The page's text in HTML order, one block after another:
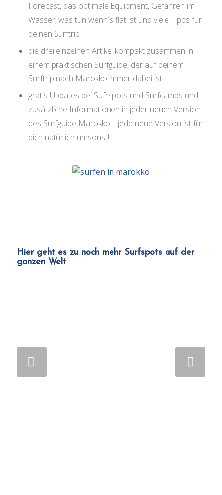
Forecast, das optimale Equipment, Gefahren im
Wasser, was tun wenn´s flat ist und viele Tipps für
deinen Surftrip
die drei einzelnen Artikel kompakt zusammen in
einem praktischen Surfguide, der auf deinem
Surftrip nach Marokko immer dabei ist
gratis Updates bei Sufrspots und Surfcamps und
zusätzliche Informationen in jeder neuen Version
des Surfguide Marokko – jede neue Version ist für
dich natürlich umsonst!
Hier geht es zu noch mehr Surfspots auf der
ganzen Welt